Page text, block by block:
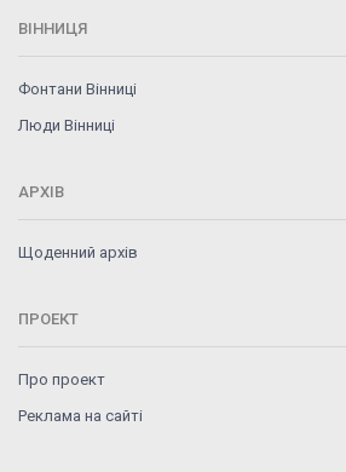
ВІННИЦЯ
Фонтани Вінниці
Люди Вінниці
АРХІВ
Щоденний архів
ПРОЕКТ
Про проект
Реклама на сайті